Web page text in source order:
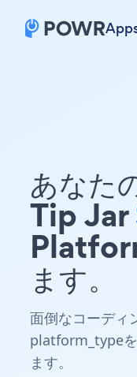
あなた
Tip Jar
ます。
面倒なコーディ
platform_type
ます。